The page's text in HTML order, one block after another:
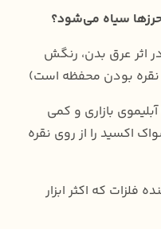
سیاه می‌شود؟
اثر عرق بدن، رنگش
بودن محفظه است)
بازاری و کمی
اکسید را از روی نقره
فلزات که اکثر ابزار